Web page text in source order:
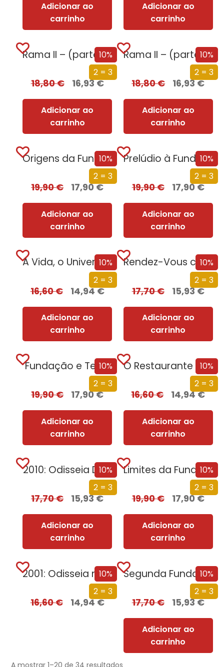
Adicionar ao
carrinho
Adicionar ao
carrinho
10%
2 = 3
Rama II – (parte 2 de 2)
18,80€ 16,93€
Adicionar ao
carrinho
10%
2 = 3
Rama II – (parte 1 de 2)
18,80€ 16,93€
Adicionar ao
carrinho
10%
2 = 3
Origens da Fundação
19,90€ 17,90€
Adicionar ao
carrinho
10%
2 = 3
Prelúdio à Fundação
19,90€ 17,90€
Adicionar ao
carrinho
10%
2 = 3
A Vida, o Universo e Tudo o Resto
16,60€ 14,94€
Adicionar ao
carrinho
10%
2 = 3
Rendez-Vous com Rama
17,70€ 15,93€
Adicionar ao
carrinho
10%
2 = 3
Fundação e Terra
19,90€ 17,90€
Adicionar ao
carrinho
10%
2 = 3
O Restaurante no Fim do Universo
16,60€ 14,94€
Adicionar ao
carrinho
10%
2 = 3
2010: Odisseia Dois
17,70€ 15,93€
Adicionar ao
carrinho
10%
2 = 3
Limites da Fundação
19,90€ 17,90€
Adicionar ao
carrinho
10%
2 = 3
2001: Odisseia no Espaço
16,60€ 14,94€
10%
2 = 3
Segunda Fundação
17,70€ 15,93€
Adicionar ao
carrinho